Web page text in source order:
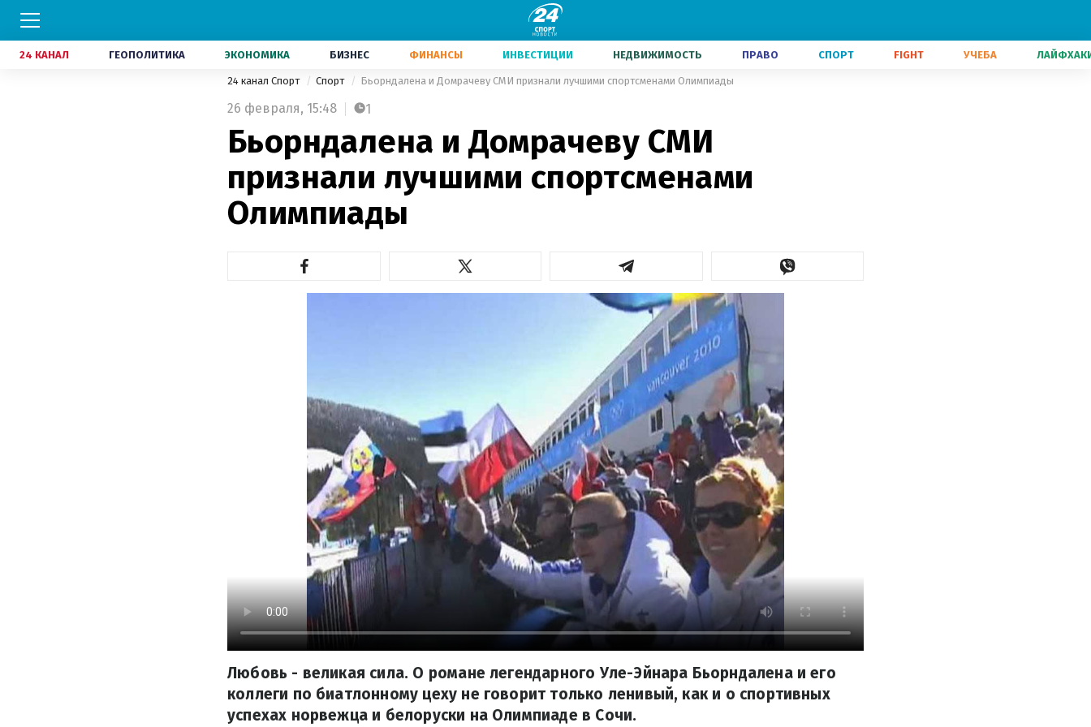
24 КАНАЛ ГЕОПОЛИТИКА ЭКОНОМИКА БИЗНЕС ФИНАНСЫ ИНВЕСТИЦИИ НЕДВИЖИМОСТЬ ПРАВО СПОРТ FIGHT УЧЕБА
24 канал Спорт Спорт Бьорндалена и Домрачеву СМИ признали лучшими спортсменами Олимпиады
26 февраля, 15:48 1
Бьорндалена и Домрачеву СМИ
признали лучшими спортсменами
Олимпиады
Любовь - великая сила. О романе легендарного Уле-Эйнара Бьорндалена и его
коллеги по биатлонному цеху не говорит только ленивый, как и о спортивных
успехах норвежца и белоруски на Олимпиаде в Сочи.